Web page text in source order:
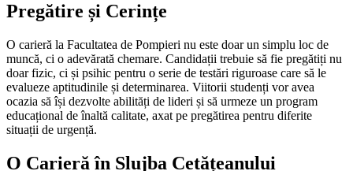
Pregătire și Cerințe
O carieră la Facultatea de Pompieri nu este doar un simplu loc de
muncă, ci o adevărată chemare. Candidații trebuie să fie pregătiți nu
doar fizic, ci și psihic pentru o serie de testări riguroase care să le
evalueze aptitudinile și determinarea. Viitorii studenți vor avea
ocazia să își dezvolte abilități de lideri și să urmeze un program
educațional de înaltă calitate, axat pe pregătirea pentru diferite
situații de urgență.
O Carieră în Slujba Cetățeanului